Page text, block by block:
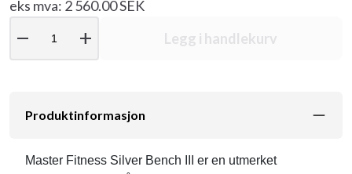
eks mva: 2 560.00 SEK
remove add Legg i handlekurv
Produktinformasjon
Master Fitness Silver Bench III er en utmerket